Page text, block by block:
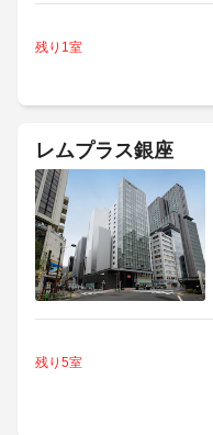
残り1室
レムプラス銀座
残り5室